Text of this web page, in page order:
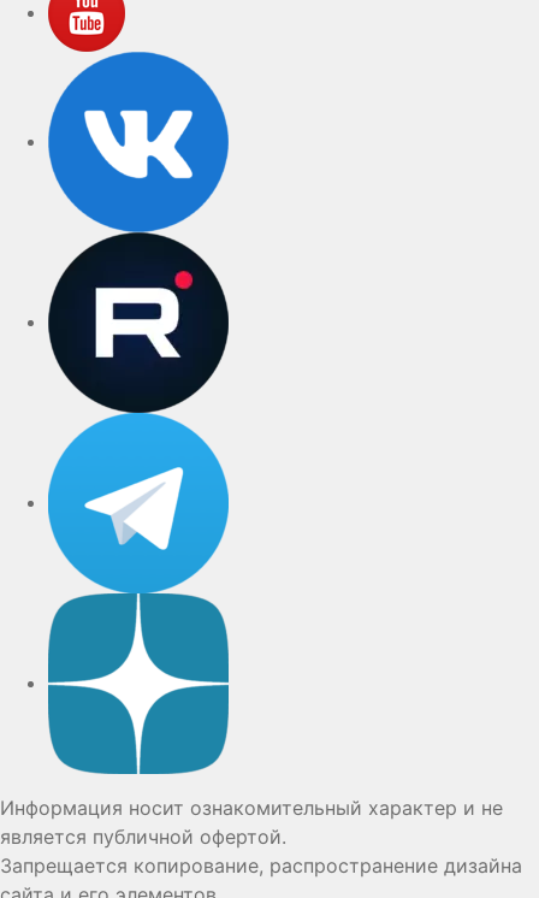
Информация носит ознакомительный характер и не
является публичной офертой.
Запрещается копирование, распространение дизайна